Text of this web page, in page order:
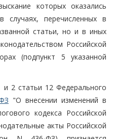
которых оказались
перечисленных в
статьи, но и в иных
Российской
(подпункт 5 указанной
2 статьи 12 Федерального
"О внесении изменений в
кодекса Российской
акты Российской